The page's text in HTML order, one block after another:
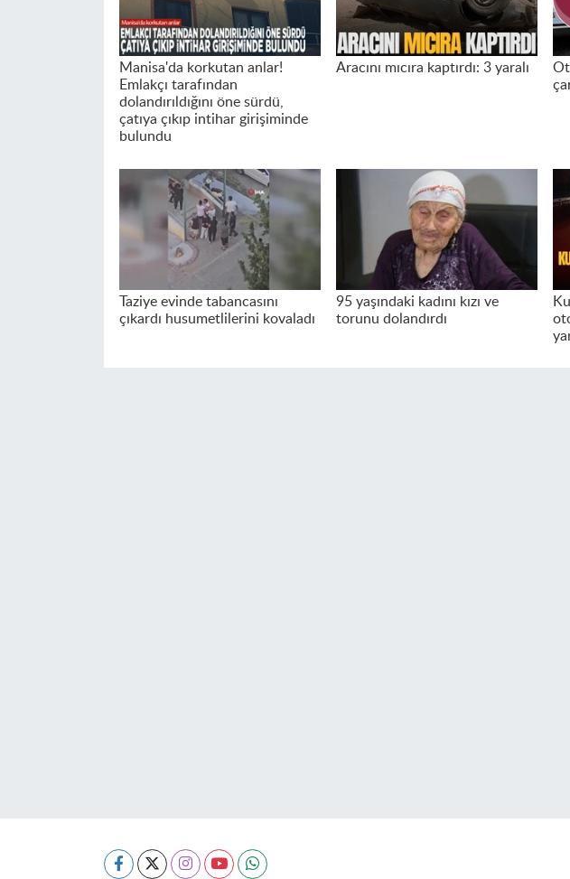
Manisa'da korkutan anlar!
Emlakçı tarafından
dolandırıldığını öne sürdü,
çatıya çıkıp intihar girişiminde
bulundu
Aracını mıcıra kaptırdı: 3 yaralı
Taziye evinde tabancasını
çıkardı husumetlilerini kovaladı
95 yaşındaki kadını kızı ve
torunu dolandırdı